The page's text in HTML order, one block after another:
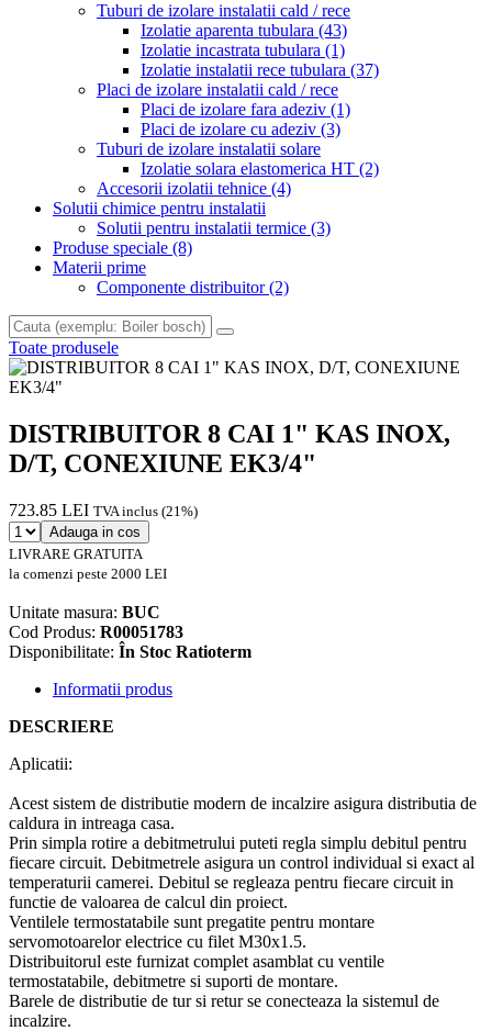
Tuburi de izolare instalatii cald / rece
Izolatie aparenta tubulara (43)
Izolatie incastrata tubulara (1)
Izolatie instalatii rece tubulara (37)
Placi de izolare instalatii cald / rece
Placi de izolare fara adeziv (1)
Placi de izolare cu adeziv (3)
Tuburi de izolare instalatii solare
Izolatie solara elastomerica HT (2)
Accesorii izolatii tehnice (4)
Solutii chimice pentru instalatii
Solutii pentru instalatii termice (3)
Produse speciale (8)
Materii prime
Componente distribuitor(2)
Toate produsele
DISTRIBUITOR 8 CAI 1" KAS INOX,
D/T, CONEXIUNE EK3/4"
723.85 LEI TVA inclus (21%)
Adauga in cos
LIVRARE GRATUITA
la comenzi peste 2000 LEI
Unitate masura: BUC
Cod Produs: R00051783
Disponibilitate: În Stoc Ratioterm
Informatii produs
DESCRIERE
Aplicatii:
Acest sistem de distributie modern de incalzire asigura distributia de
caldura in intreaga casa.
Prin simpla rotire a debitmetrului puteti regla simplu debitul pentru
fiecare circuit. Debitmetrele asigura un control individual si exact al
temperaturii camerei. Debitul se regleaza pentru fiecare circuit in
functie de valoarea de calcul din proiect.
Ventilele termostatabile sunt pregatite pentru montare
servomotoarelor electrice cu filet M30x1.5.
Distribuitorul este furnizat complet asamblat cu ventile
termostatabile, debitmetre si suporti de montare.
Barele de distributie de tur si retur se conecteaza la sistemul de
incalzire.